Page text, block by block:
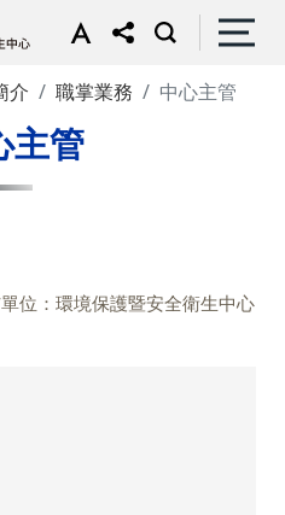
介 職掌業務 中心主管
主管
位：環境保護暨安全衛生中心